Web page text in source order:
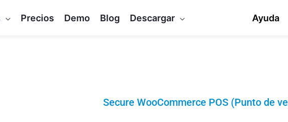
Precios Demo Blog Descargar Ayuda
Secure WooCommerce POS (Punto de